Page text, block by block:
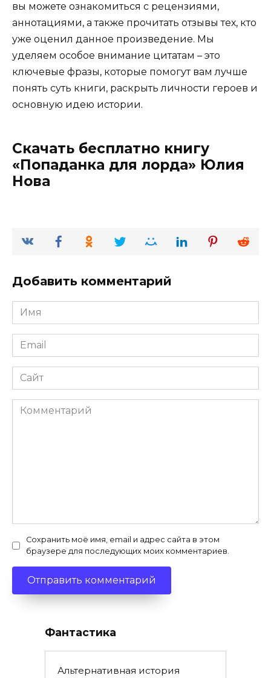
вы можете ознакомиться с рецензиями,
аннотациями, а также прочитать отзывы тех, кто
уже оценил данное произведение. Мы
уделяем особое внимание цитатам – это
ключевые фразы, которые помогут вам лучше
понять суть книги, раскрыть личности героев и
основную идею истории.
Скачать бесплатно книгу
«Попаданка для лорда» Юлия
Нова
Добавить комментарий
Имя
*
Email
*
Сайт
Комментарий
Сохранить моё имя, email и адрес сайта в этом
браузере для последующих моих комментариев.
Фантастика
Альтернативная история